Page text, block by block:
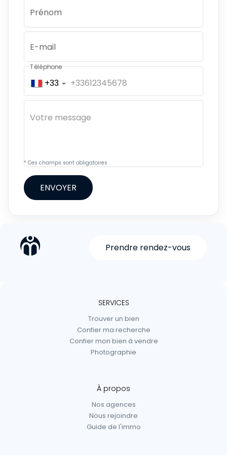
Prénom
E-mail
+33
Téléphone
* Ces champs sont obligatoires
ENVOYER
Prendre rendez-vous
SERVICES
Trouver un bien
Confier ma recherche
Confier mon bien à vendre
Photographie
À propos
Nos agences
Nous rejoindre
Guide de l'immo